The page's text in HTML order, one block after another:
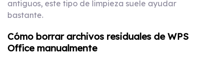
antiguos, este tipo de limpieza suele ayudar
bastante.
Cómo borrar archivos residuales de WPS
Office manualmente